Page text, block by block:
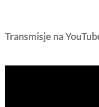
Transmisje na